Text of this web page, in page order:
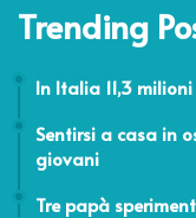
Trending
In Italia 11,3
Sentirsi a casa in
giovani
Tre papà